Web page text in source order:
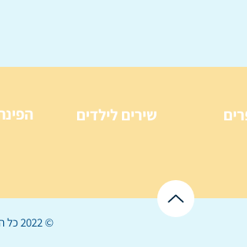
שירים לילדים
© 2022 כל הזכויות שמורות ל